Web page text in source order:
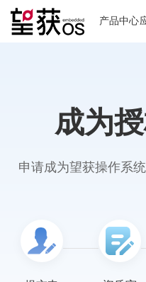
产品中心
成为
申请成为望获操作系